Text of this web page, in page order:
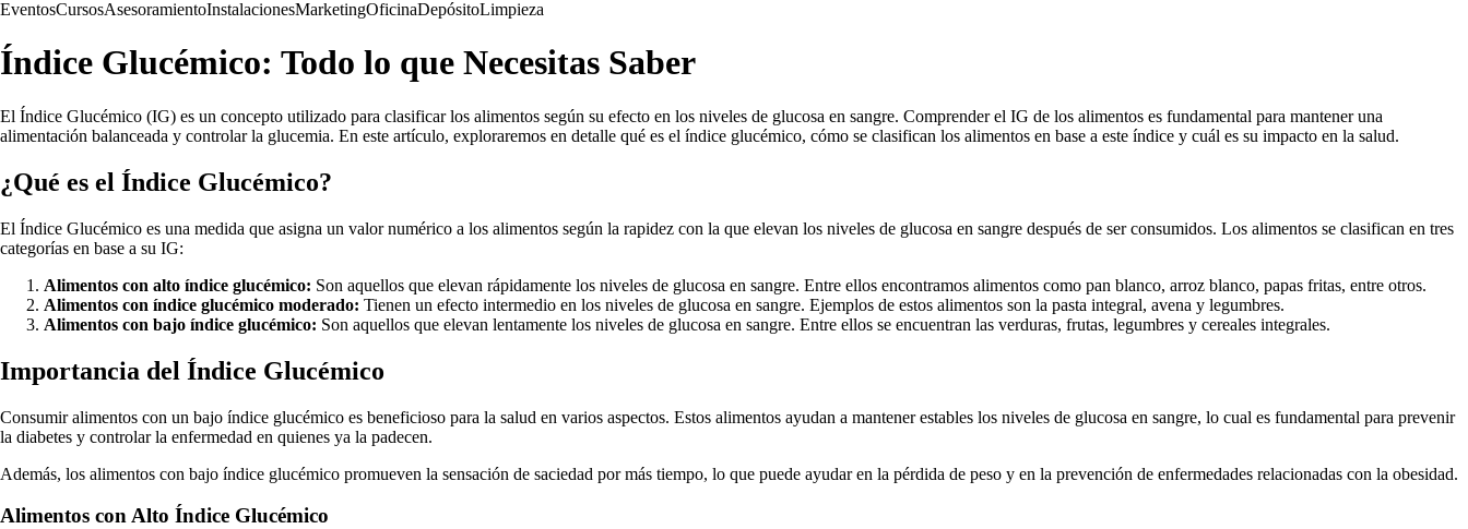
EventosCursosAsesoramientoInstalacionesMarketingOficinaDepósitoLimpieza
Índice Glucémico: Todo lo que Necesitas Saber
El Índice Glucémico (IG) es un concepto utilizado para clasificar los alimentos según su efecto en los niveles de glucosa en sangre. Comprender el IG de los alimentos es fundamental para mantener una
alimentación balanceada y controlar la glucemia. En este artículo, exploraremos en detalle qué es el índice glucémico, cómo se clasifican los alimentos en base a este índice y cuál es su impacto en la salud.
¿Qué es el Índice Glucémico?
El Índice Glucémico es una medida que asigna un valor numérico a los alimentos según la rapidez con la que elevan los niveles de glucosa en sangre después de ser consumidos. Los alimentos se clasifican en tres
categorías en base a su IG:
Alimentos con alto índice glucémico: Son aquellos que elevan rápidamente los niveles de glucosa en sangre. Entre ellos encontramos alimentos como pan blanco, arroz blanco, papas fritas, entre otros.
Alimentos con índice glucémico moderado: Tienen un efecto intermedio en los niveles de glucosa en sangre. Ejemplos de estos alimentos son la pasta integral, avena y legumbres.
Alimentos con bajo índice glucémico: Son aquellos que elevan lentamente los niveles de glucosa en sangre. Entre ellos se encuentran las verduras, frutas, legumbres y cereales integrales.
Importancia del Índice Glucémico
Consumir alimentos con un bajo índice glucémico es beneficioso para la salud en varios aspectos. Estos alimentos ayudan a mantener estables los niveles de glucosa en sangre, lo cual es fundamental para prevenir
la diabetes y controlar la enfermedad en quienes ya la padecen.
Además, los alimentos con bajo índice glucémico promueven la sensación de saciedad por más tiempo, lo que puede ayudar en la pérdida de peso y en la prevención de enfermedades relacionadas con la obesidad.
Alimentos con Alto Índice Glucémico